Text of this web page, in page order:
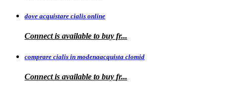
dove acquistare cialis online
Connect is available to buy fr...
comprare cialis in modenaacquista clomid
Connect is available to buy fr...